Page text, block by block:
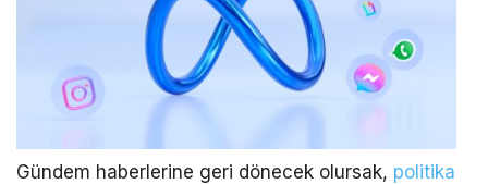
Gündem haberlerine geri dönecek olursak, politika